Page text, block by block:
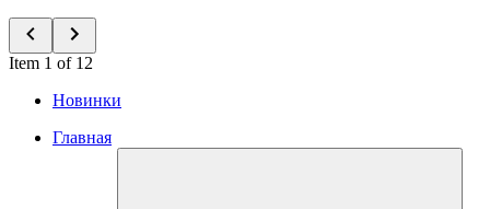
Item 1 of 12
Новинки
Главная